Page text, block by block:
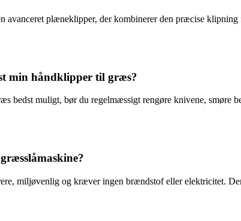
avanceret plæneklipper, der kombinerer den præcise
min håndklipper til græs?
bedst muligt, bør du regelmæssigt rengøre knivene, smøre
miljøvenlig og kræver ingen brændstof eller elektricitet.